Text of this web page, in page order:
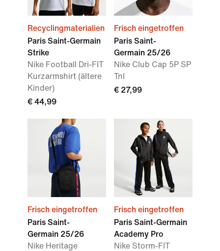
Recyclingmaterialien
Paris Saint-Germain
Strike
Nike Football Dri-FIT
Kurzarmshirt (ältere
Kinder)
€ 44,99
Frisch eingetroffen
Paris Saint-
Germain 25/26
Nike Club Cap 5P SP
Tnl
€ 27,99
Frisch eingetroffen
Paris Saint-
Germain 25/26
Nike Heritage
Frisch eingetroffen
Paris Saint-Germain
Academy Pro
Nike Storm-FIT